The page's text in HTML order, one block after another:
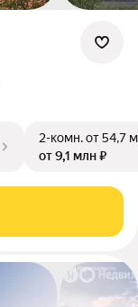
2-комн.от 54,7
от 9,1 млн ₽